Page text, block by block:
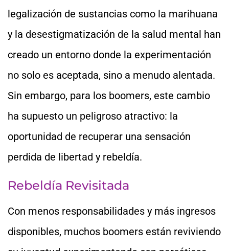
legalización de sustancias como la marihuana
y la desestigmatización de la salud mental han
creado un entorno donde la experimentación
no solo es aceptada, sino a menudo alentada.
Sin embargo, para los boomers, este cambio
ha supuesto un peligroso atractivo: la
oportunidad de recuperar una sensación
perdida de libertad y rebeldía.
Rebeldía Revisitada
Con menos responsabilidades y más ingresos
disponibles, muchos boomers están reviviendo